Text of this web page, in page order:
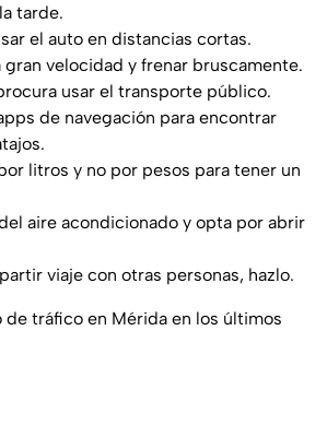
tarde.
el auto en distancias cortas.
gran velocidad y frenar bruscamente.
usar el transporte público.
de navegación para encontrar
litros y no por pesos para tener un
aire acondicionado y opta por abrir
viaje con otras personas, hazlo.
de tráfico en Mérida en los últimos